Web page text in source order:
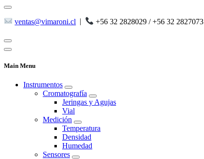
ventas@vimaroni.cl +56 32 2828029 / +56 32 2827073
Main Menu
Instrumentos
Cromatografía
Jeringas y Agujas
Vial
Medición
Temperatura
Densidad
Humedad
Sensores